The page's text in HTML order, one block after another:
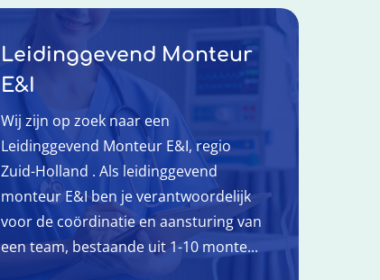
Leidinggevend Monteur
E&I
Wij zijn op zoek naar een
Leidinggevend Monteur E&I, regio
Zuid-Holland . Als leidinggevend
monteur E&I ben je verantwoordelijk
voor de coördinatie en aansturing van
een team, bestaande uit 1-10 monte...